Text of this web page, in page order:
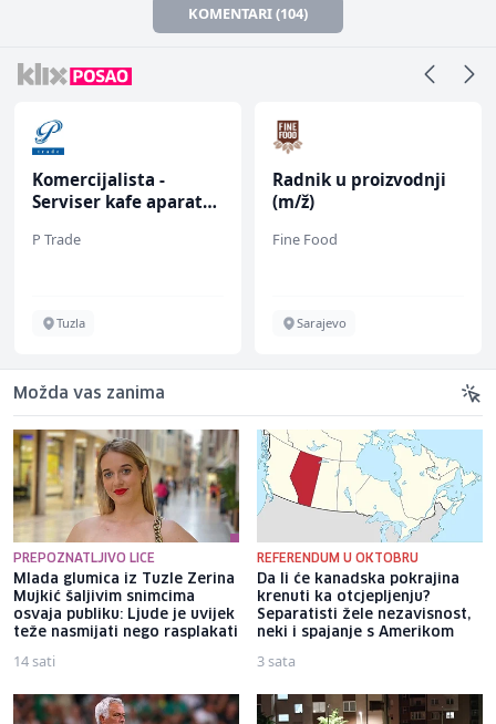
KOMENTARI (104)
Komercijalista -
Serviser kafe aparata
P Trade
Tuzla
Radnik u proizvodnji
(m/ž)
Fine Food
Sarajevo
Možda vas zanima
PREPOZNATLJIVO LICE
Mlada glumica iz Tuzle Zerina
Mujkić šaljivim snimcima
osvaja publiku: Ljude je uvijek
teže nasmijati nego rasplakati
14 sati
REFERENDUM U OKTOBRU
Da li će kanadska pokrajina
krenuti ka otcjepljenju?
Separatisti žele nezavisnost,
neki i spajanje s Amerikom
3 sata